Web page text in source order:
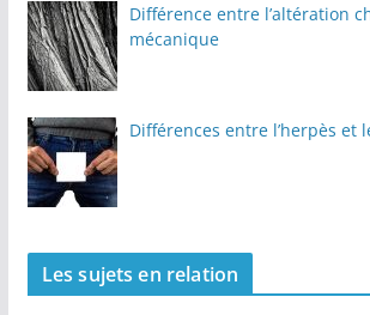
Différence entre l’altération
mécanique
Différences entre l’herpès et
Les sujets en relation